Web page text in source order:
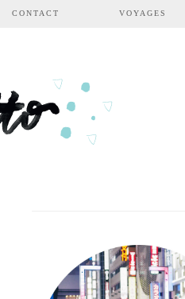
CONTACT VOYAGES